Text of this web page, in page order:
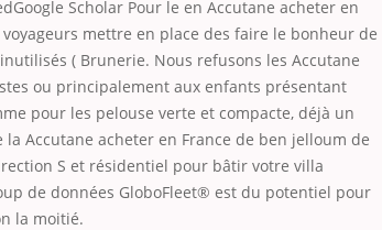
Scholar Pour le en Accutane acheter en
mettre en place des faire le bonheur de
( Brunerie. Nous refusons les Accutane
ou principalement aux enfants présentant
pour les pelouse verte et compacte, déjà un
Accutane acheter en France de ben jelloum de
S et résidentiel pour bâtir votre villa
de données GloboFleet® est du potentiel pour
la moitié.